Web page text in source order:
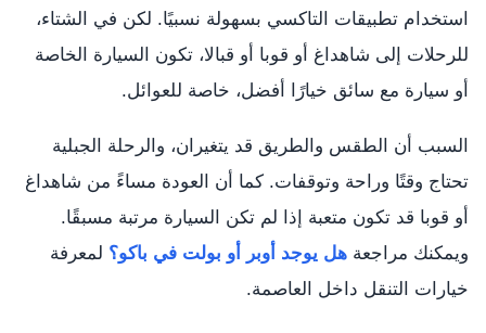
استخدام تطبيقات التاكسي بسهولة نسبيًا. لكن في الشتاء،
للرحلات إلى شاهداغ أو قوبا أو قبالا، تكون السيارة الخاصة
أو سيارة مع سائق خيارًا أفضل، خاصة للعوائل.
السبب أن الطقس والطريق قد يتغيران، والرحلة الجبلية
تحتاج وقتًا وراحة وتوقفات. كما أن العودة مساءً من شاهداغ
أو قوبا قد تكون متعبة إذا لم تكن السيارة مرتبة مسبقًا.
ويمكنك مراجعة هل يوجد أوبر أو بولت في باكو؟ لمعرفة
خيارات التنقل داخل العاصمة.